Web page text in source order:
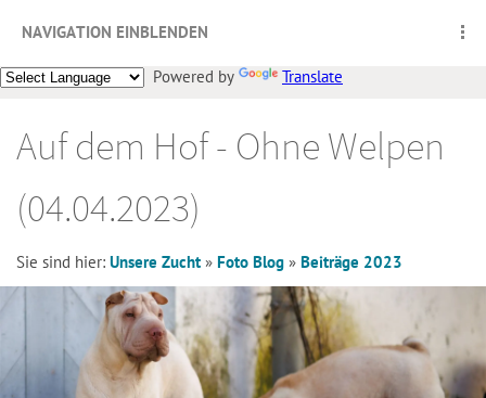
NAVIGATION EINBLENDEN
Powered by Translate
Auf dem Hof - Ohne Welpen
(04.04.2023)
Sie sind hier: Unsere Zucht » Foto Blog » Beiträge 2023